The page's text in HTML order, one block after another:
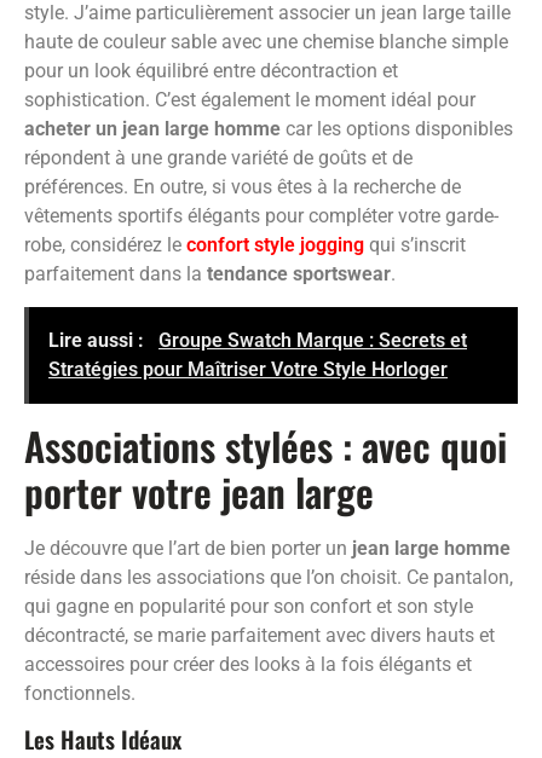
style. J’aime particulièrement associer un jean large taille
haute de couleur sable avec une chemise blanche simple
pour un look équilibré entre décontraction et
sophistication. C’est également le moment idéal pour
acheter un jean large homme car les options disponibles
répondent à une grande variété de goûts et de
préférences. En outre, si vous êtes à la recherche de
vêtements sportifs élégants pour compléter votre garde-
robe, considérez le confort style jogging qui s’inscrit
parfaitement dans la tendance sportswear.
Lire aussi :
Groupe Swatch Marque : Secrets et
Stratégies pour Maîtriser Votre Style Horloger
Associations stylées : avec quoi
porter votre jean large
Je découvre que l’art de bien porter un jean large homme
réside dans les associations que l’on choisit. Ce pantalon,
qui gagne en popularité pour son confort et son style
décontracté, se marie parfaitement avec divers hauts et
accessoires pour créer des looks à la fois élégants et
fonctionnels.
Les Hauts Idéaux